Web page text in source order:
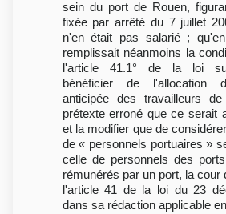
sein du port de Rouen,
fixée par arrêté du 7 juillet
n'en était pas salarié ;
remplissait néanmoins la
l'article 41.1° de la loi
bénéficier de l'allocation
anticipée des travailleurs
prétexte erroné que ce serait
et la modifier que de
de « personnels portuaires »
celle de personnels des
rémunérés par un port, la cour
l'article 41 de la loi du 23
dans sa rédaction applicable